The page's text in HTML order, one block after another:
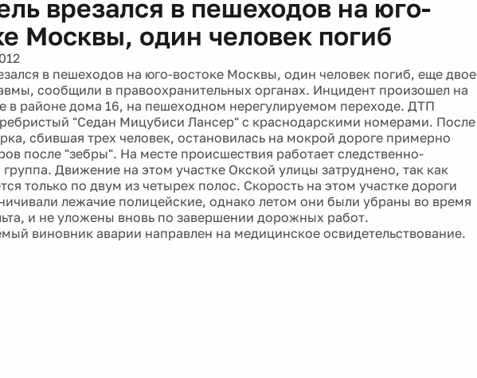
врезался в пешеходов на юго-
Москвы, один человек погиб
в пешеходов на юго-востоке Москвы, один человек погиб, еще двое
сообщили в правоохранительных органах. Инцидент произошел на
в районе дома 16, на пешеходном нерегулируемом переходе. ДТП
"Седан Мицубиси Лансер" с краснодарскими номерами. После
сбившая трех человек, остановилась на мокрой дороге примерно
после "зебры". На месте происшествия работает следственно-
группа. Движение на этом участке Окской улицы затруднено, так как
только по двум из четырех полос. Скорость на этом участке дороги
лежачие полицейские, однако летом они были убраны во время
и не уложены вновь по завершении дорожных работ.
виновник аварии направлен на медицинское освидетельствование.